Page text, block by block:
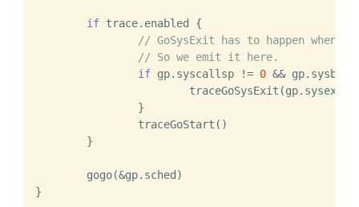
if trace.enabled {
// GoSysExit has to happen when
// So we emit it here.
if gp.syscallsp != 0 &&